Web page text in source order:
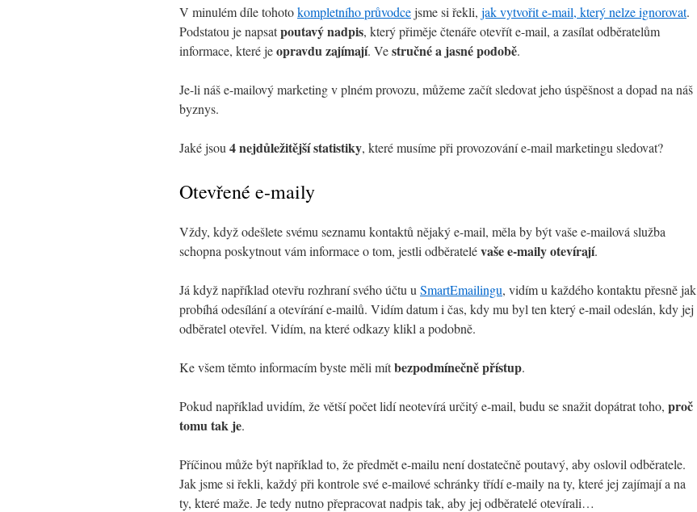
V minulém díle tohotokompletního průvodcejsme si řekli, jak vytvořit e-mail, který nelze ignorovat.
Podstatou je napsatpoutavý nadpis, který přiměje čtenáře otevřít e-mail, a zasílat odběratelům
informace, které jeopravdu zajímají. Vestručné a jasné podobě.
Je-li náš e-mailový marketing v plném provozu, můžeme začít sledovat jeho úspěšnost a dopad na náš
byznys.
Jaké jsou 4 nejdůležitější statistiky, které musíme při provozování e-mail marketingu sledovat?
Otevřené e-maily
Vždy, když odešlete svému seznamu kontaktů nějaký e-mail, měla by být vaše e-mailová služba
schopna poskytnout vám informace o tom, jestli odběratelévaše e-maily otevírají.
Já když například otevřu rozhraní svého účtu u SmartEmailingu, vidím u každého kontaktu přesně jak
probíhá odesílání a otevírání e-mailů. Vidím datum i čas, kdy mu byl ten který e-mail odeslán, kdy jej
odběratel otevřel. Vidím, na které odkazy klikl a podobně.
Ke všem těmto informacím byste měli mítbezpodmínečně přístup.
Pokud například uvidím, že větší počet lidí neotevírá určitý e-mail, budu se snažit dopátrat toho, proč
tomu tak je.
Příčinou může být například to, že předmět e-mailu není dostatečně poutavý, aby oslovil odběratele.
Jak jsme si řekli, každý při kontrole své e-mailové schránky třídí e-maily na ty, které jej zajímají a na
ty, které maže. Je tedy nutno přepracovat nadpis tak, aby jej odběratelé otevírali…